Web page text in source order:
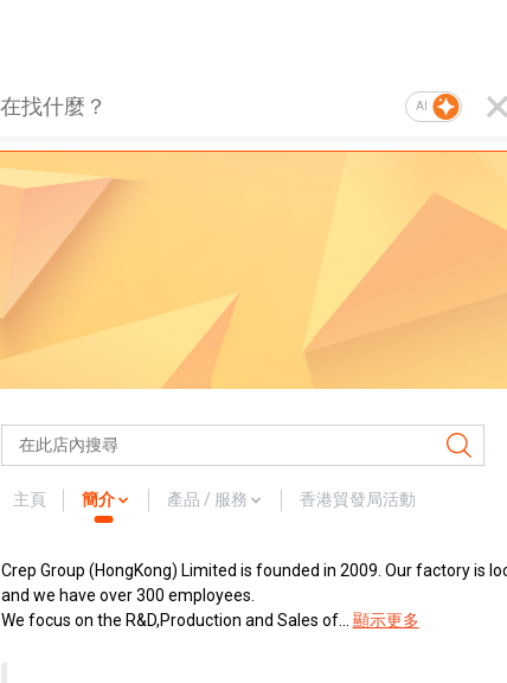
AI
主頁 簡介 產品 / 服務 香港貿發局活動
Crep Group (HongKong) Limited is founded in 2009. Our factory is
and we have over 300 employees.
We focus on the R&D,Production and Sales of...
顯示更多